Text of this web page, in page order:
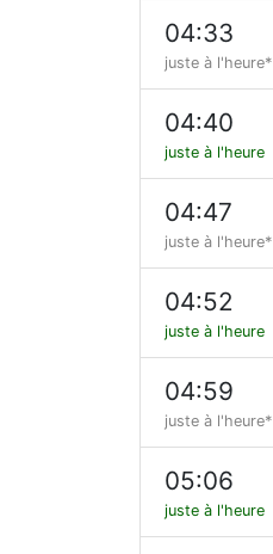
04:33
juste à l'heure*
04:40
juste à l'heure
04:47
juste à l'heure*
04:52
juste à l'heure
04:59
juste à l'heure*
05:06
juste à l'heure